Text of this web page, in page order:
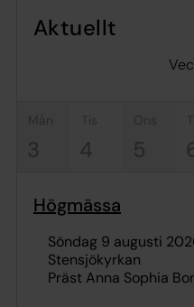
Aktuellt
tis
4
Högmässa
söndag 9 augusti
Stensjökyrkan
Präst Anna Sophia